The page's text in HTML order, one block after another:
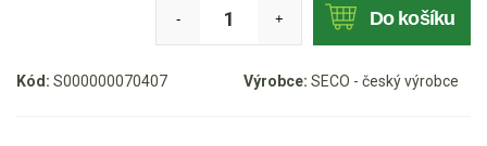
AKU zahradní technika
Kód: S000000070407 Výrobce: SECO - český výrobce
- + Do košíku